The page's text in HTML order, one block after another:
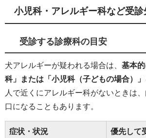
小児科・アレルギー科など受
受診する診療科の目安
犬アレルギーが疑われる場合は、 基本
科」または「小児科（子どもの場合）
人で近くにアレルギー科がないときは
口になることもあります。
症状・状況 優先して